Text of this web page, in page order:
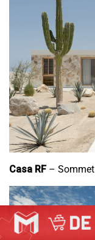
Casa RF– Sommet